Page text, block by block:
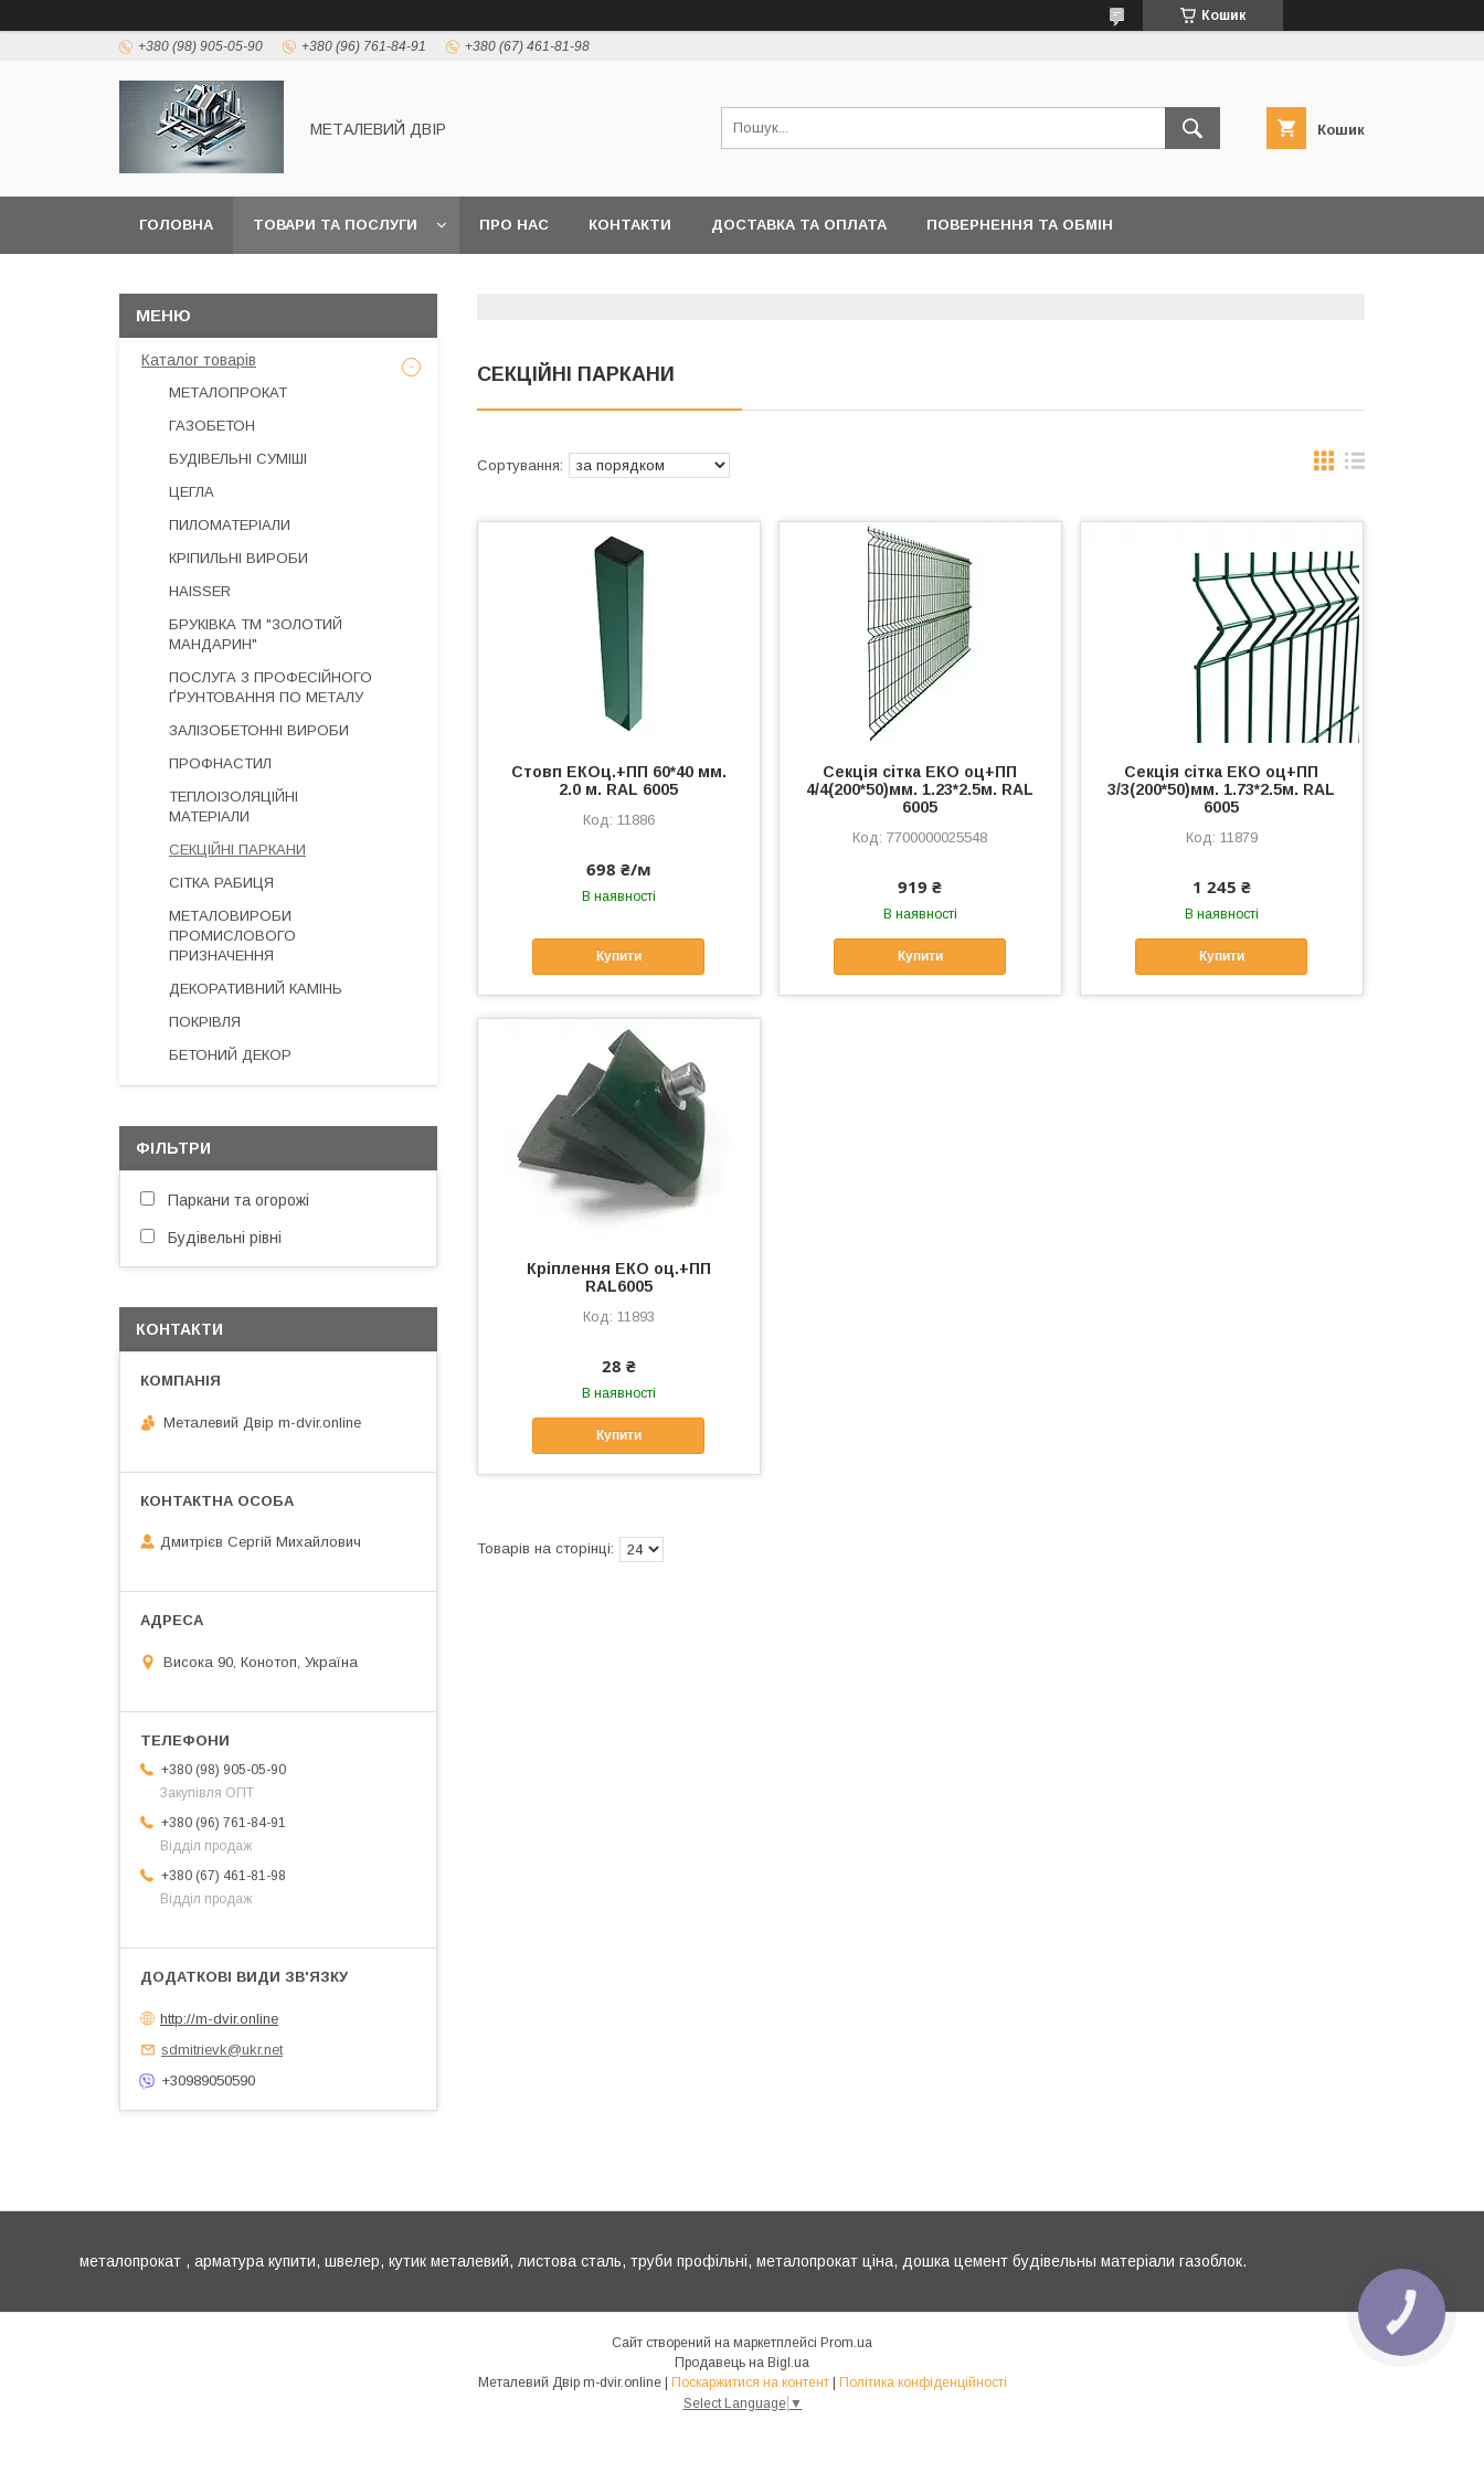
Кошик
+380 (98) 905-05-90 +380 (96) 761-84-91 +380 (67) 461-81-98
МЕТАЛЕВИЙ ДВІР Кошик
ГОЛОВНА ТОВАРИ ТА ПОСЛУГИ ПРО НАС КОНТАКТИ ДОСТАВКА ТА ОПЛАТА ПОВЕРНЕННЯ ТА ОБМІН
СЕКЦІЙНІ ПАРКАНИ
Стовп ЕКОц.+ПП 60*40 мм.
2.0 м. RAL 6005
11886
698 ₴/м
В наявності
Купити
Секція сітка ЕКО оц+ПП
4/4(200*50)мм. 1.23*2.5м. RAL
6005
7700000025548
919 ₴
В наявності
Купити
Секція сітка ЕКО оц+ПП
3/3(200*50)мм. 1.73*2.5м. RAL
6005
11879
1 245 ₴
В наявності
Купити
Кріплення ЕКО оц.+ПП
RAL6005
11893
28 ₴
В наявності
Купити
Каталог товарів
МЕТАЛОПРОКАТ
ГАЗОБЕТОН
БУДІВЕЛЬНІ СУМІШІ
ЦЕГЛА
ПИЛОМАТЕРІАЛИ
КРІПИЛЬНІ ВИРОБИ
HAISSER
БРУКІВКА ТМ "ЗОЛОТИЙ
МАНДАРИН"
ПОСЛУГА З ПРОФЕСІЙНОГО
ҐРУНТОВАННЯ ПО МЕТАЛУ
ЗАЛІЗОБЕТОННІ ВИРОБИ
ПРОФНАСТИЛ
ТЕПЛОІЗОЛЯЦІЙНІ
МАТЕРІАЛИ
СЕКЦІЙНІ ПАРКАНИ
СІТКА РАБИЦЯ
МЕТАЛОВИРОБИ
ПРОМИСЛОВОГО
ПРИЗНАЧЕННЯ
ДЕКОРАТИВНИЙ КАМІНЬ
ПОКРІВЛЯ
БЕТОНИЙ ДЕКОР
ФІЛЬТРИ
Паркани та огорожі
Будівельні рівні
КОНТАКТИ
Металевий Двір m-dvir.online
Дмитрієв Сергій Михайлович
Висока 90, Конотоп, Україна
+380 (98) 905-05-90
Закупівля ОПТ
+380 (96) 761-84-91
Відділ продаж
+380 (67) 461-81-98
Відділ продаж
http://m-dvir.online
sdmitrievk@ukr.net
+30989050590
металопрокат , арматура купити, швелер, кутик металевий, листова сталь, труби профільні, металопрокат ціна, дошка цемент будівельны матеріали газоблок.
Сайт створений на маркетплейсі Prom.ua
Продавець на Bigl.ua
Поскаржитися на контент
Політика конфіденційності
Select Language ▼
КНОПКА
ЗВ'ЯЗКУ